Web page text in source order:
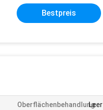
Bestpreis
Oberflächenbehandlung:Leer